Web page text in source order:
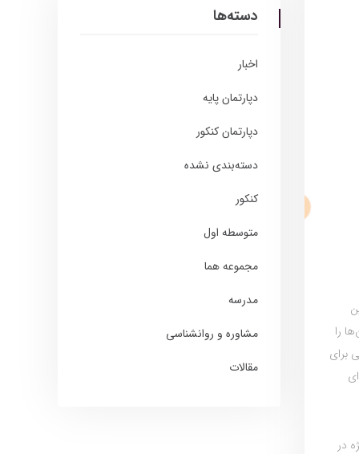
را
برای
در
دسته‌ها
اخبار
دپارتمان پایه
دپارتمان کنکور
دسته‌بندی نشده
کنکور
متوسطه اول
مجموعه هما
مدرسه
مشاوره و روانشناسی
مقالات